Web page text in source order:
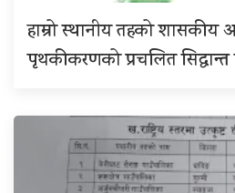
हाम्रो स्थानीय तहको शासकीय
पृथकीकरणको प्रचलित